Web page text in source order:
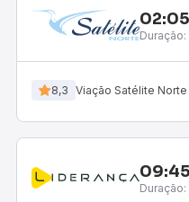
02:05
Duração:
8,3 Viação Satélite Norte
09:45
Duração: